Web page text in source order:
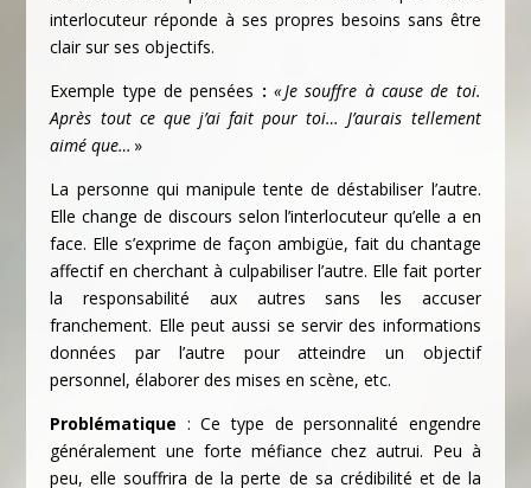
interlocuteur réponde à ses propres besoins sans être
clair sur ses objectifs.
Exemple type de pensées : « Je souffre à cause de toi.
Après tout ce que j’ai fait pour toi… J’aurais tellement
aimé que… »
La personne qui manipule tente de déstabiliser l’autre.
Elle change de discours selon l’interlocuteur qu’elle a en
face. Elle s’exprime de façon ambigüe, fait du chantage
affectif en cherchant à culpabiliser l’autre. Elle fait porter
la responsabilité aux autres sans les accuser
franchement. Elle peut aussi se servir des informations
données par l’autre pour atteindre un objectif
personnel, élaborer des mises en scène, etc.
Problématique : Ce type de personnalité engendre
généralement une forte méfiance chez autrui. Peu à
peu, elle souffrira de la perte de sa crédibilité et de la